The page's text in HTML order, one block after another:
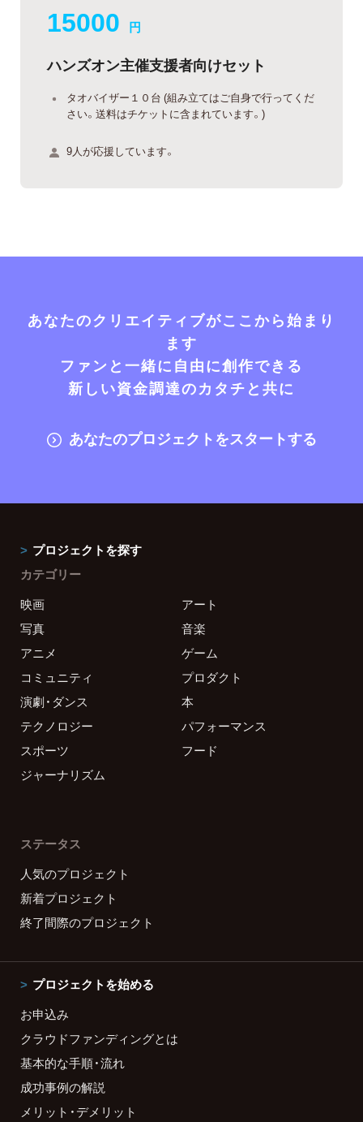
15000 円
ハンズオン主催支援者向けセット
タオバイザー１０台 (組み立てはご自身で行ってくだ
さい。送料はチケットに含まれています。)
9人が応援しています。
あなたのクリエイティブがここから始まり
ます
ファンと一緒に自由に創作できる
新しい資金調達のカタチと共に
あなたのプロジェクトをスタートする
プロジェクトを探す
カテゴリー
映画
アート
写真
音楽
アニメ
ゲーム
コミュニティ
プロダクト
演劇・ダンス
本
テクノロジー
パフォーマンス
スポーツ
フード
ジャーナリズム
ステータス
人気のプロジェクト
新着プロジェクト
終了間際のプロジェクト
プロジェクトを始める
お申込み
クラウドファンディングとは
基本的な手順・流れ
成功事例の解説
メリット・デメリット